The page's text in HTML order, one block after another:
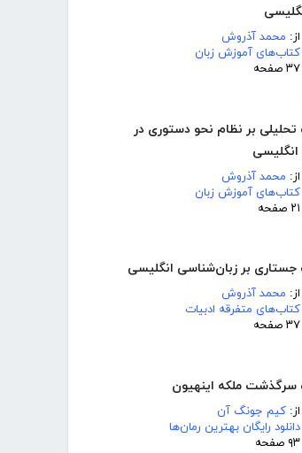
از: محمد آذروش
کتاب‌های آموزش زبان
۳۷ صفحه
تحلیلی بر نظام نحو دستوری در
از: محمد آذروش
کتاب‌های آموزش زبان
۲۱ صفحه
جستاری بر زبان‌شناسی انگلیسی
از: محمد آذروش
کتاب‌های متفرقه ادبیات
۳۷ صفحه
سرگذشت ملکه اینهیون
از: کیم جونگ آن
دانلود رایگان بهترین رمان‌ها
۹۳ صفحه